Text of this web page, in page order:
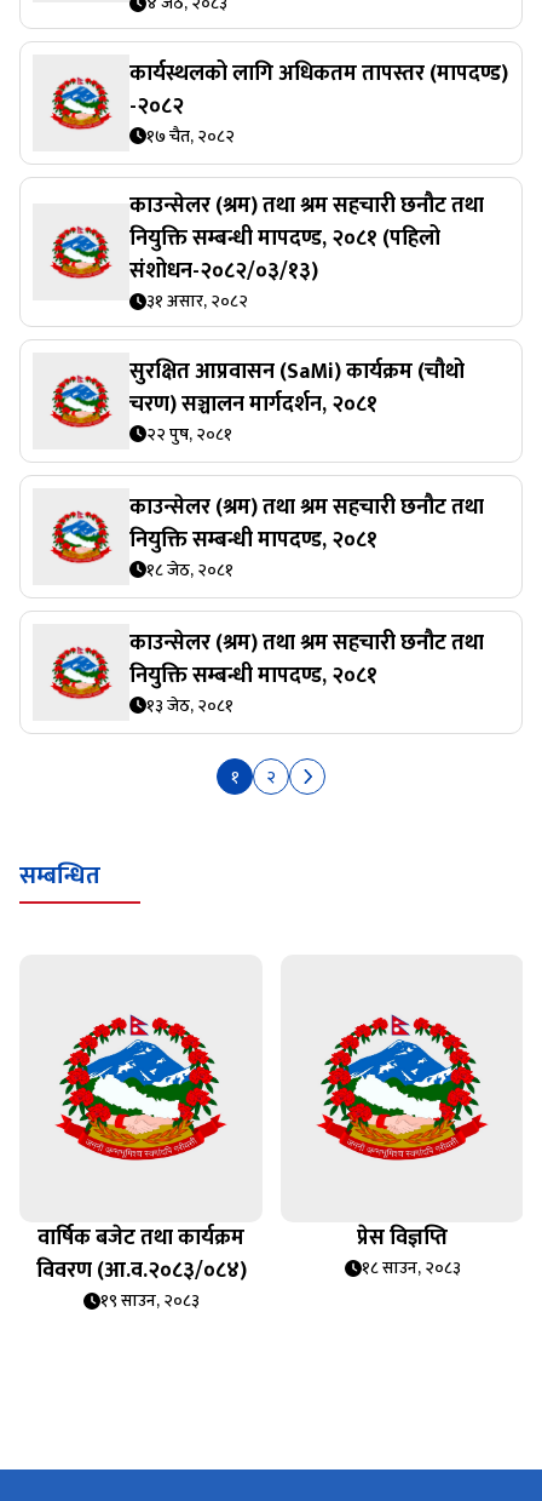
कार्यस्थलको लागि अधिकतम तापस्तर (मापदण्ड)
-२०८२
१७ चैत, २०८२
काउन्सेलर (श्रम) तथा श्रम सहचारी छनौट तथा
नियुक्ति सम्बन्धी मापदण्ड, २०८१ (पहिलो
संशोधन-२०८२/०३/१३)
३१ असार, २०८२
सुरक्षित आप्रवासन (SaMi) कार्यक्रम (चौथो
चरण) सञ्चालन मार्गदर्शन, २०८१
२२ पुष, २०८१
काउन्सेलर (श्रम) तथा श्रम सहचारी छनौट तथा
नियुक्ति सम्बन्धी मापदण्ड, २०८१
१८ जेठ, २०८१
काउन्सेलर (श्रम) तथा श्रम सहचारी छनौट तथा
नियुक्ति सम्बन्धी मापदण्ड, २०८१
१३ जेठ, २०८१
१ २
सम्बन्धित
वार्षिक बजेट तथा कार्यक्रम
विवरण (आ.व.२०८३/०८४)
१९ साउन, २०८३
प्रेस विज्ञप्ति
१८ साउन, २०८३